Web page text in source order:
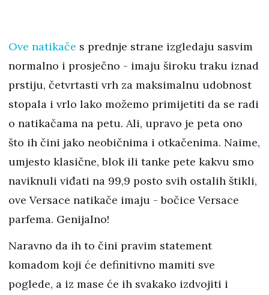
Ove natikače s prednje strane izgledaju sasvim
normalno i prosječno - imaju široku traku iznad
prstiju, četvrtasti vrh za maksimalnu udobnost
stopala i vrlo lako možemo primijetiti da se radi
o natikačama na petu. Ali, upravo je peta ono
što ih čini jako neobičnima i otkačenima. Naime,
umjesto klasične, blok ili tanke pete kakvu smo
naviknuli viđati na 99,9 posto svih ostalih štikli,
ove Versace natikače imaju - bočice Versace
parfema. Genijalno!
Naravno da ih to čini pravim statement
komadom koji će definitivno mamiti sve
poglede, a iz mase će ih svakako izdvojiti i